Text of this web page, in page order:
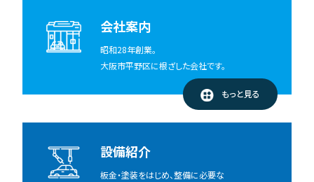
会社案内
昭和28年創業。
大阪市平野区に根ざした会社です。
もっと見る
設備紹介
板金・塗装をはじめ、整備に必要な